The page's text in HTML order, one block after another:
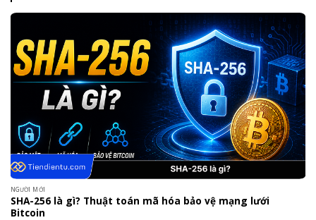
NGƯỜI MỚI
SHA-256 là gì? Thuật toán mã hóa bảo vệ mạng lưới
Bitcoin